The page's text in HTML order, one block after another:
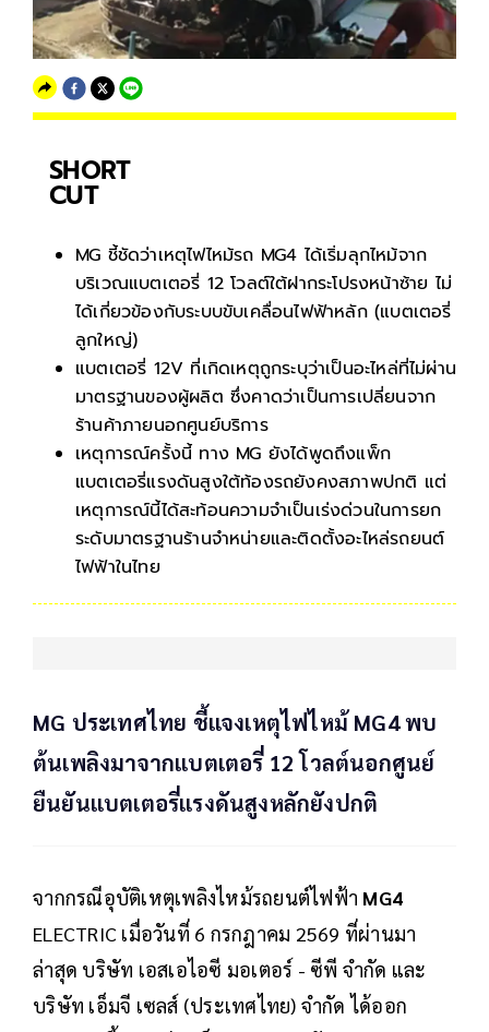
SHORT
CUT
MG ชี้ชัดว่าเหตุไฟไหม้รถ MG4 ได้เริ่มลุกไหม้จาก
บริเวณแบตเตอรี่ 12 โวลต์ใต้ฝากระโปรงหน้าซ้าย ไม่
ได้เกี่ยวข้องกับระบบขับเคลื่อนไฟฟ้าหลัก (แบตเตอรี่
ลูกใหญ่)
แบตเตอรี่ 12V ที่เกิดเหตุถูกระบุว่าเป็นอะไหล่ที่ไม่ผ่าน
มาตรฐานของผู้ผลิต ซึ่งคาดว่าเป็นการเปลี่ยนจาก
ร้านค้าภายนอกศูนย์บริการ
เหตุการณ์ครั้งนี้ ทาง MG ยังได้พูดถึงแพ็ก
แบตเตอรี่แรงดันสูงใต้ท้องรถยังคงสภาพปกติ แต่
เหตุการณ์นี้ได้สะท้อนความจำเป็นเร่งด่วนในการยก
ระดับมาตรฐานร้านจำหน่ายและติดตั้งอะไหล่รถยนต์
ไฟฟ้าในไทย
MG ประเทศไทย ชี้แจงเหตุไฟไหม้ MG4 พบ
ต้นเพลิงมาจากแบตเตอรี่ 12 โวลต์นอกศูนย์
ยืนยันแบตเตอรี่แรงดันสูงหลักยังปกติ
จากกรณีอุบัติเหตุเพลิงไหม้รถยนต์ไฟฟ้า MG4
ELECTRIC เมื่อวันที่ 6 กรกฎาคม 2569 ที่ผ่านมา
ล่าสุด บริษัท เอสเอไอซี มอเตอร์ - ซีพี จำกัด และ
บริษัท เอ็มจี เซลส์ (ประเทศไทย) จำกัด ได้ออก